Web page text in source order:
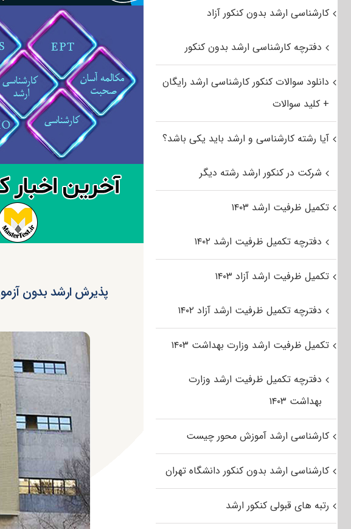
کارشناسی ارشد بدون کنکور آزاد
دفترچه کارشناسی ارشد بدون کنکور
دانلود سوالات کنکور کارشناسی ارشد رایگان
+ کلید سوالات
آیا رشته کارشناسی و ارشد باید یکی باشد؟
شرکت در کنکور ارشد رشته دیگر
تکمیل ظرفیت ارشد ۱۴۰۳
دفترچه تکمیل ظرفیت ارشد ۱۴۰۲
تکمیل ظرفیت ارشد آزاد ۱۴۰۳
دفترچه تکمیل ظرفیت ارشد آزاد ۱۴۰۲
تکمیل ظرفیت ارشد وزارت بهداشت ۱۴۰۳
دفترچه تکمیل ظرفیت ارشد وزارت
بهداشت ۱۴۰۳
کارشناسی ارشد آموزش محور چیست
کارشناسی ارشد بدون کنکور دانشگاه تهران
رتبه های قبولی کنکور ارشد